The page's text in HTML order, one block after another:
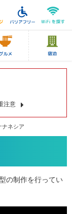
注意
ナネシア
の制作を行ってい